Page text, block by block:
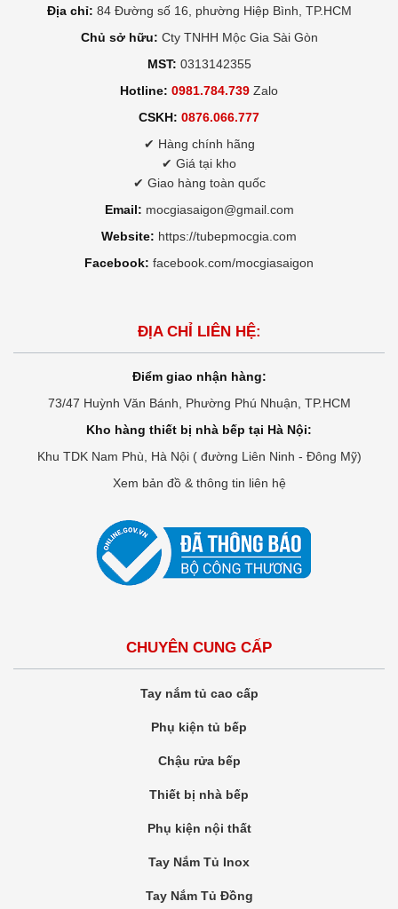
Địa chỉ: 84 Đường số 16, phường Hiệp Bình, TP.HCM
Chủ sở hữu: Cty TNHH Mộc Gia Sài Gòn
MST: 0313142355
Hotline: 0981.784.739 Zalo
CSKH: 0876.066.777
✔ Hàng chính hãng
✔ Giá tại kho
✔ Giao hàng toàn quốc
Email: mocgiasaigon@gmail.com
Website: https://tubepmocgia.com
Facebook: facebook.com/mocgiasaigon
ĐỊA CHỈ LIÊN HỆ:
Điểm giao nhận hàng:
73/47 Huỳnh Văn Bánh, Phường Phú Nhuận, TP.HCM
Kho hàng thiết bị nhà bếp tại Hà Nội:
Khu TDK Nam Phù, Hà Nội ( đường Liên Ninh - Đông Mỹ)
Xem bản đồ & thông tin liên hệ
CHUYÊN CUNG CẤP
Tay nắm tủ cao cấp
Phụ kiện tủ bếp
Chậu rửa bếp
Thiết bị nhà bếp
Phụ kiện nội thất
Tay Nắm Tủ Inox
Tay Nắm Tủ Đồng